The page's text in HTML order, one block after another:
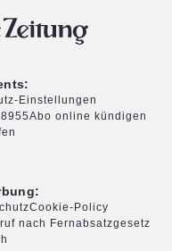
Einstellungen
Abo online kündigen
Cookie-Policy
nach Fernabsatzgesetz